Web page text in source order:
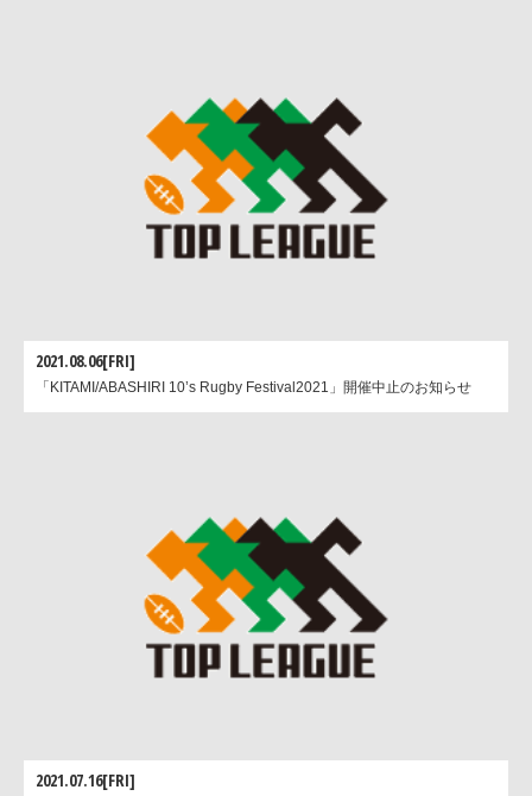
2021.08.06[FRI]
「KITAMI/ABASHIRI 10’s Rugby Festival2021」開催中止のお知らせ
2021.07.16[FRI]